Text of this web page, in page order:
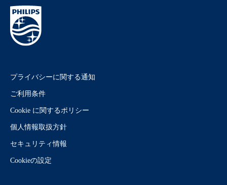
プライバシーに関する通知
ご利用条件
Cookie に関するポリシー
個人情報取扱方針
セキュリティ情報
Cookieの設定